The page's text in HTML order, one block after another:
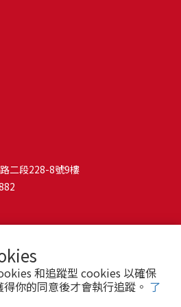
和追蹤型 cookies 以確保
你的同意後才會執行追蹤。 了
問題Q1: 幾個月大的幼犬最適合開始訓
日開始（約8-10週大）。3-16週是社會
10分鐘內。Q2: 幼犬如廁訓練需要多久
當啃咬時堅定說「不」，並引導至適
表，成功時立即獎勵。限制活動範圍並
，使用專用除臭劑徹底清理。Q5: 幼犬
因（尋求注意力、警戒、焦慮）。訓練
勵。避免對吠叫作出反應，確保充分
懲罰可能導致恐懼或攻擊行為，破壞
交化，從友善成犬開始。不強迫互動，
加專業幼犬社交課程。Q8: 幼犬分離焦
分離，逐漸延長。離開和返家時保持低
，建立可預測的離家儀式。每隻幼犬
得敏感，導致糞便變軟或拉稀。如果
咪的腸胃就可能跟著「鬧脾氣」。冬
，避免冷風直吹。夏天補充水分，可
讓貓咪腸胃受影響。重點提醒：換季
，適當調整環境，幫助毛孩適應！ 貓
小心可能是 寄生蟲感染（如蛔蟲、鈎
病。這類情況會影響營養吸收，長期
免疫力下降。定期驅蟲（幼貓建議每
次）。觀察貓咪精神狀態，如果還伴隨
醫。重點提醒：如果貓咪拉肚子超過 2
獸醫院檢查！ 貓咪拉肚子原因5. 情緒
人類，也會影響貓咪的腸胃！過度緊
大聲喧嘩），都可能讓貓咪拉肚子。
化的適應力比較低，壓力一大，腸胃
，盡量讓貓咪的作息固定。給貓咪陪
毛是不是很抓狂？別擔心！其實只要
，就能有效減少貓咪掉毛情況。從梳
整，這些小撇步不僅能幫助貓咪維持
勤勞梳毛養貓必備神器就是各種梳子
掉毛控制方法。定期梳理可以幫貓咪
：短毛貓每週梳1-2次，長毛貓則建議
具也很重要，可以準備橡膠刷、鬃毛刷
。記得將梳毛變成愉快的日常儀式，
也讓貓咪享受被梳理的舒適感！預防
咪會自己清潔，不需要洗澡」這個想法
澡能幫助貓咪清除死毛和皮屑，減少
咪1-3個月洗一次就足夠，過度洗澡反
貓咪設計的溫和洗毛精，洗後一定要
問題。如果貓咪特別害怕洗澡，可以
單價較低的入門款，觀察一下貓咪的
宅」！ 項目費用用品貓碗$300貓窩
貓抓板$300外出籠$1,000一次性養貓
可以準備一個專屬他的「寶座」，當
要外出進行放電，但在家中還是需要擺
玩耍，貓跳台與貓窩相同，能給予貓
養貓用品相關花費4：貓砂盆貓咪排泄
小，不宜過小。一次性養貓用品相關
放肆磨爪的貓抓板。一次性養貓用品
也可以適度讓貓咪適應外出籠，避免
總結來說貓咪在健康及用品的一次性
不等。雖說金額看起來不少，但以上
二段228-8號9樓